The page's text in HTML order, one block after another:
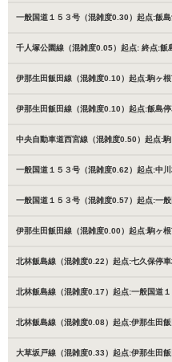
一般国道１５３号（混雑度0.30）起点:飯
千人塚公園線（混雑度0.05）起点: 終点:飯
伊那生田飯田線（混雑度0.10）起点:駒ヶ
伊那生田飯田線（混雑度0.10）起点:飯島
中央自動車道西宮線（混雑度0.50）起点:
一般国道１５３号（混雑度0.62）起点:中
一般国道１５３号（混雑度0.57）起点:一
伊那生田飯田線（混雑度0.00）起点:駒ヶ
北林飯島線（混雑度0.22）起点:七久保停
北林飯島線（混雑度0.17）起点:一般国道
北林飯島線（混雑度0.08）起点:伊那生田
大草坂戸線（混雑度0.33）起点:伊那生田